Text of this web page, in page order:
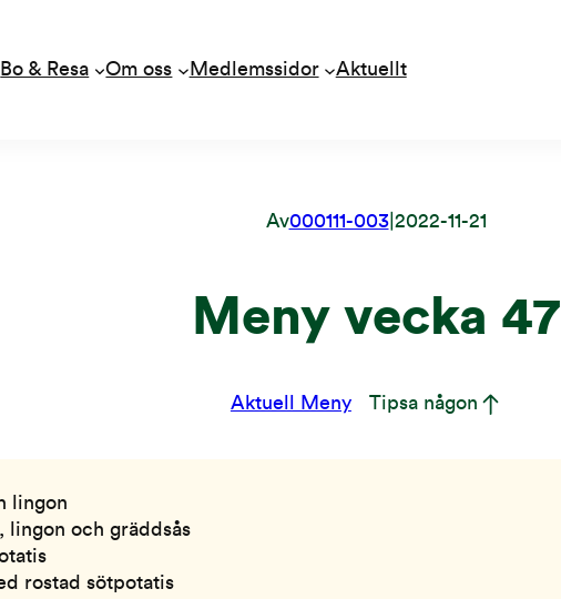
Bo & Resa Om oss Medlemssidor Aktuellt
Av000111-003| 2022-11-21
Meny vecka 47
Aktuell Meny Tipsa någon
lingon
lingon och gräddsås
rostad sötpotatis